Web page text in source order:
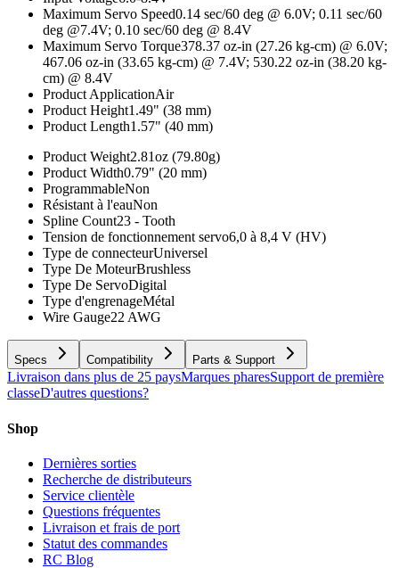
Maximum Servo Speed0.14 sec/60 deg @ 6.0V; 0.11 sec/60
deg @7.4V; 0.10 sec/60 deg @ 8.4V
Maximum Servo Torque378.37 oz-in (27.26 kg-cm) @ 6.0V;
467.06 oz-in (33.65 kg-cm) @ 7.4V; 530.22 oz-in (38.20 kg-
cm) @ 8.4V
Product ApplicationAir
Product Height1.49" (38 mm)
Product Length1.57" (40 mm)
Product Weight2.81oz (79.80g)
Product Width0.79" (20 mm)
ProgrammableNon
Résistant à l'eauNon
Spline Count23 - Tooth
Tension de fonctionnement servo6,0 à 8,4 V (HV)
Type de connecteurUniversel
Type De MoteurBrushless
Type De ServoDigital
Type d'engrenageMétal
Wire Gauge22 AWG
Specs Compatibility Parts & Support
Livraison dans plus de 25 paysMarques pharesSupport de première
classeD'autres questions?
Shop
Dernières sorties
Recherche de distributeurs
Service clientèle
Questions fréquentes
Livraison et frais de port
Statut des commandes
RC Blog